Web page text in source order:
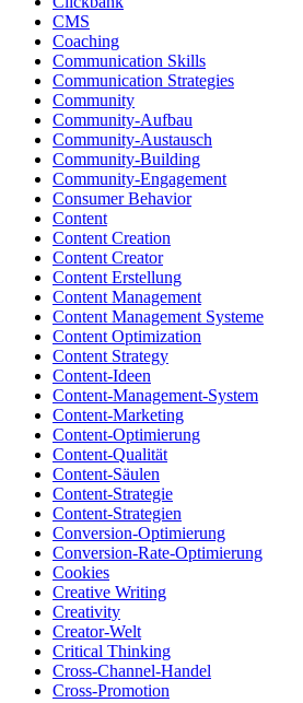
CMS
Coaching
Communication Skills
Communication Strategies
Community
Community-Aufbau
Community-Austausch
Community-Building
Community-Engagement
Consumer Behavior
Content
Content Creation
Content Creator
Content Erstellung
Content Management
Content Management Systeme
Content Optimization
Content Strategy
Content-Ideen
Content-Management-System
Content-Marketing
Content-Optimierung
Content-Qualität
Content-Säulen
Content-Strategie
Content-Strategien
Conversion-Optimierung
Conversion-Rate-Optimierung
Cookies
Creative Writing
Creativity
Creator-Welt
Critical Thinking
Cross-Channel-Handel
Cross-Promotion